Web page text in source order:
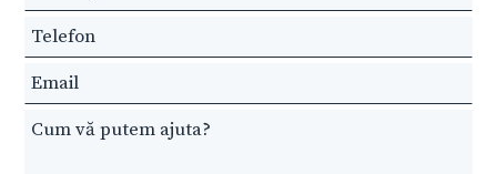
this
field
blank